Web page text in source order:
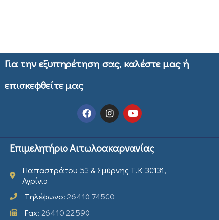
Για την εξυπηρέτηση σας, καλέστε μας ή
επισκεφθείτε μας
Επιμελητήριο Αιτωλοακαρνανίας
Παπαστράτου 53 & Σμύρνης Τ.Κ 30131,
Αγρίνιο
Τηλέφωνο: 26410 74500
Fax: 26410 22590